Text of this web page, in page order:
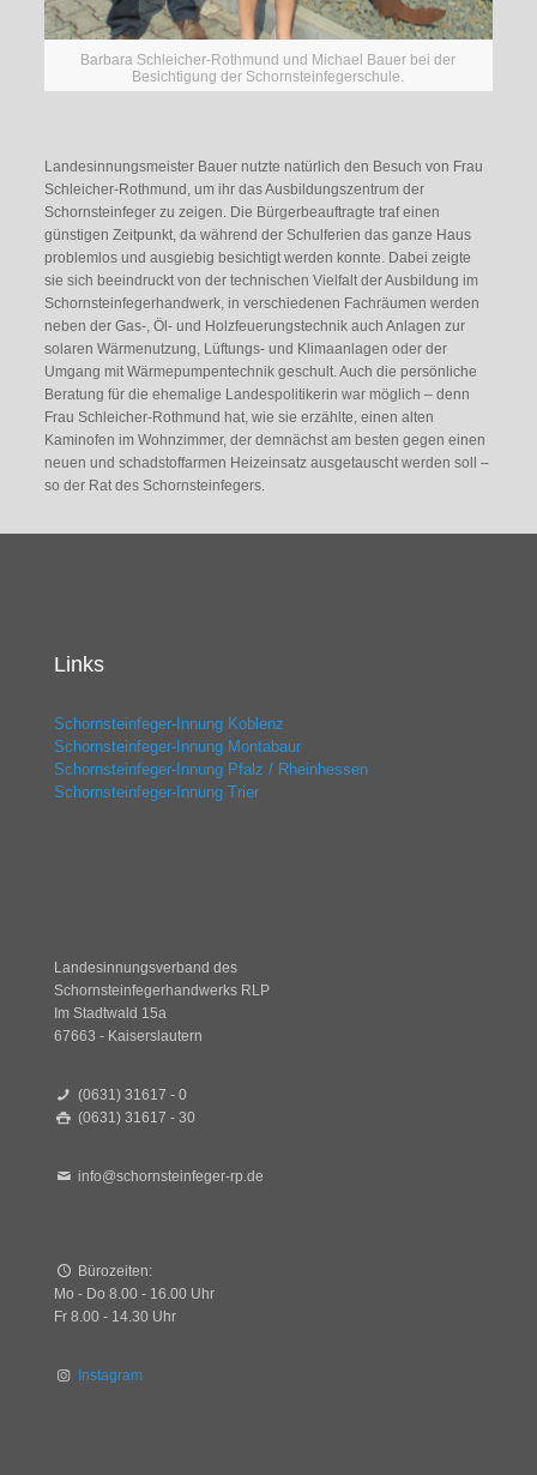
Barbara Schleicher-Rothmund und Michael Bauer bei der
Besichtigung der Schornsteinfegerschule.
Landesinnungsmeister Bauer nutzte natürlich den Besuch von Frau
Schleicher-Rothmund, um ihr das Ausbildungszentrum der
Schornsteinfeger zu zeigen. Die Bürgerbeauftragte traf einen
günstigen Zeitpunkt, da während der Schulferien das ganze Haus
problemlos und ausgiebig besichtigt werden konnte. Dabei zeigte
sie sich beeindruckt von der technischen Vielfalt der Ausbildung im
Schornsteinfegerhandwerk, in verschiedenen Fachräumen werden
neben der Gas-, Öl- und Holzfeuerungstechnik auch Anlagen zur
solaren Wärmenutzung, Lüftungs- und Klimaanlagen oder der
Umgang mit Wärmepumpentechnik geschult. Auch die persönliche
Beratung für die ehemalige Landespolitikerin war möglich – denn
Frau Schleicher-Rothmund hat, wie sie erzählte, einen alten
Kaminofen im Wohnzimmer, der demnächst am besten gegen einen
neuen und schadstoffarmen Heizeinsatz ausgetauscht werden soll –
so der Rat des Schornsteinfegers.
Links
Schornsteinfeger-Innung Koblenz
Schornsteinfeger-Innung Montabaur
Schornsteinfeger-Innung Pfalz / Rheinhessen
Schornsteinfeger-Innung Trier
Landesinnungsverband des
Schornsteinfegerhandwerks RLP
Im Stadtwald 15a
67663 - Kaiserslautern
(0631) 31617 - 0
(0631) 31617 - 30
info@schornsteinfeger-rp.de
Bürozeiten:
Mo - Do 8.00 - 16.00 Uhr
Fr 8.00 - 14.30 Uhr
Instagram